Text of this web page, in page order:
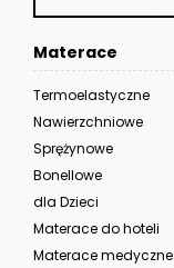
Materace
Termoelastyczne
Nawierzchniowe
Sprężynowe
Bonellowe
dla Dzieci
Materace do hoteli
Materace medyczne